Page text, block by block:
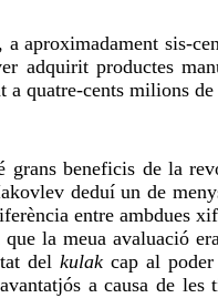
aproximadament sis-
adquirit productes
a quatre-cents milions de
beneficis de la
deduí un de
entre ambdues
la meua avaluació
delkulak cap al
a causa de les